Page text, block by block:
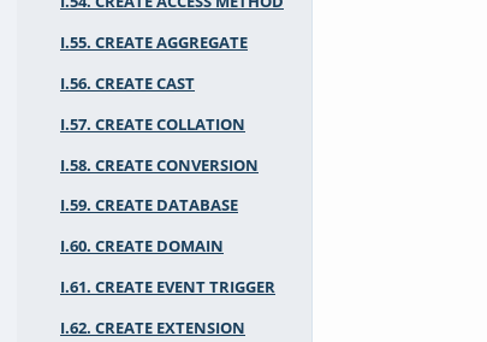
I.55. CREATE AGGREGATE
I.56. CREATE CAST
I.57. CREATE COLLATION
I.58. CREATE CONVERSION
I.59. CREATE DATABASE
I.60. CREATE DOMAIN
I.61. CREATE EVENT TRIGGER
I.62. CREATE EXTENSION